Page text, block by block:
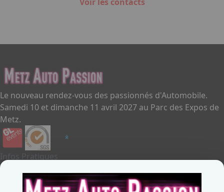
Le nouveau rendez-vous des passionnés d'Automobile.
Samedi 10 et dimanche 11 avril 2027 au Parc des Expos de
Metz.
Infos Pratiques
Je souhaite exposer
Metz Auto Passion